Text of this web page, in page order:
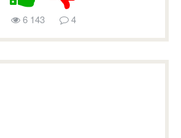
6 143 4